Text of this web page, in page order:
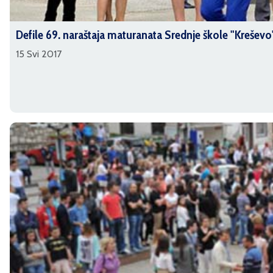
Defile 69. naraštaja maturanata Srednje škole
15 Svi 2017